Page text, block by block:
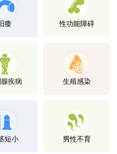
痿 性功能障碍
疾病 生殖感染
短小 男性不育